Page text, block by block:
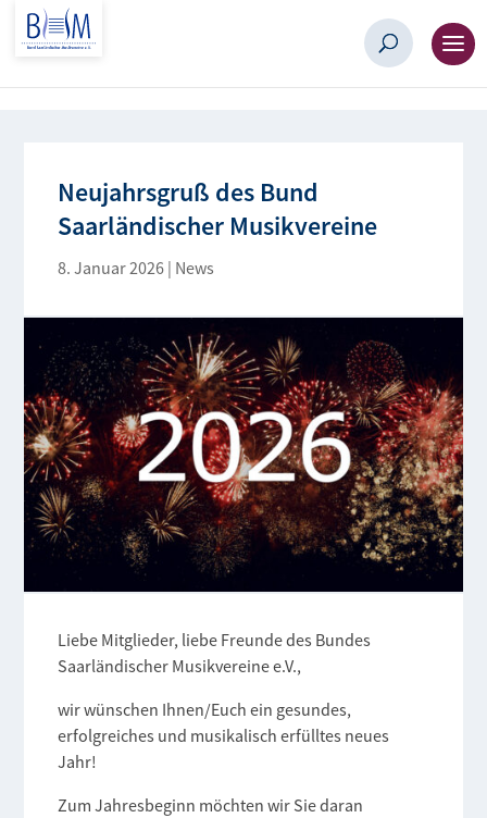
Neujahrsgruß des Bund
Saarländischer Musikvereine
8. Januar 2026| News
Liebe Mitglieder, liebe Freunde des Bundes
Saarländischer Musikvereine e.V.,
wir wünschen Ihnen/Euch ein gesundes,
erfolgreiches und musikalisch erfülltes neues
Jahr!
Zum Jahresbeginn möchten wir Sie daran